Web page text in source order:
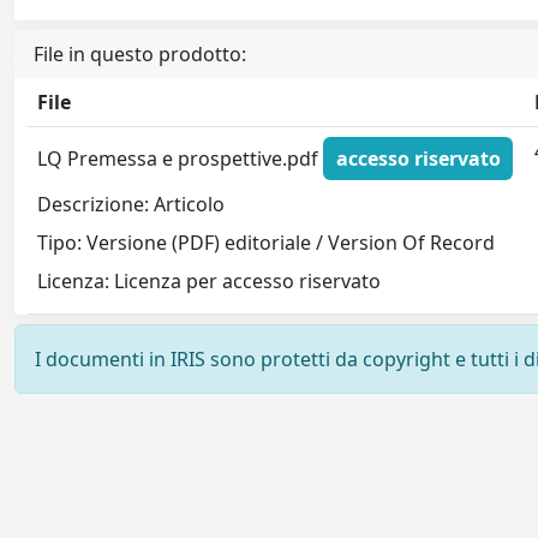
File in questo prodotto:
File
LQ Premessa e prospettive.pdf
accesso riservato
Descrizione: Articolo
Tipo: Versione (PDF) editoriale / Version Of Record
Licenza: Licenza per accesso riservato
I documenti in IRIS sono protetti da copyright e tutti i